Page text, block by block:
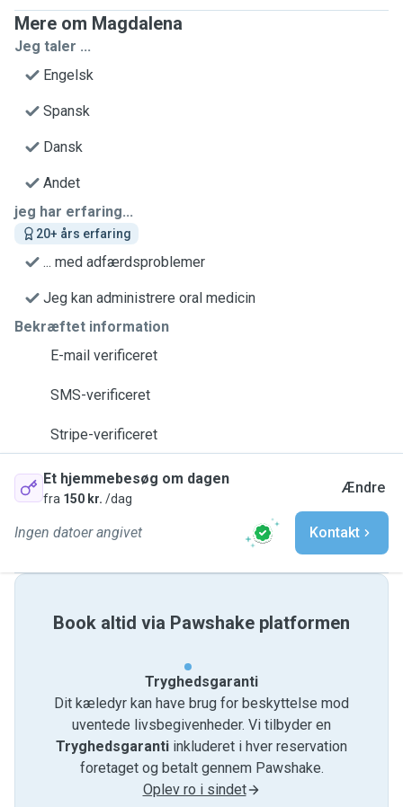
Mere om Magdalena
Jeg taler ...
Engelsk
Spansk
Dansk
Andet
jeg har erfaring...
20+ års erfaring
... med adfærdsproblemer
Jeg kan administrere oral medicin
Bekræftet information
E-mail verificeret
SMS-verificeret
Stripe-verificeret
Et hjemmebesøg om dagen
fra 150 kr. /dag
Ændre
Ingen datoer angivet Kontakt
Book altid via Pawshake platformen
Tryghedsgaranti
Dit kæledyr kan have brug for beskyttelse mod
uventede livsbegivenheder. Vi tilbyder en
Tryghedsgaranti inkluderet i hver reservation
foretaget og betalt gennem Pawshake.
Oplev ro i sindet